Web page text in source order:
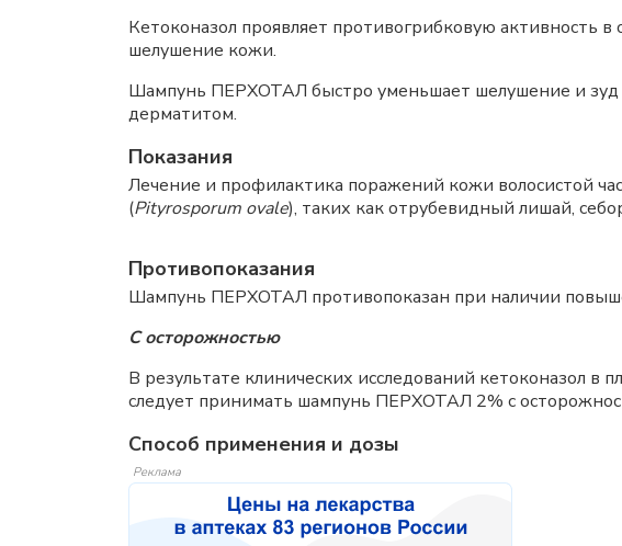
Кетоконазол проявляет противогрибковую активность
шелушение кожи.
Шампунь ПЕРХОТАЛ быстро уменьшает шелушение и зуд
дерматитом.
Показания
Лечение и профилактика поражений кожи волосистой
(Pityrosporum ovale), таких как отрубевидный лишай,
Противопоказания
Шампунь ПЕРХОТАЛ противопоказан при наличии
С осторожностью
В результате клинических исследований кетоконазол
следует принимать шампунь ПЕРХОТАЛ 2% с
Способ применения и дозы
Реклама